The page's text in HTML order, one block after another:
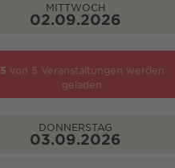
MITTWOCH
02.09.2026
5 von 5 Veranstaltungen werden
geladen
DONNERSTAG
03.09.2026